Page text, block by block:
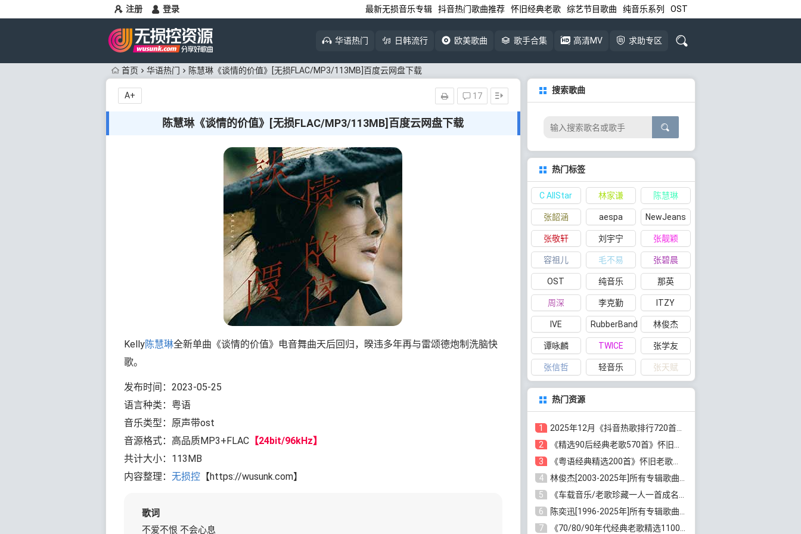
注册 登录 最新无损音乐专辑 抖音热门歌曲推荐 怀旧经典老歌 综艺节目歌曲 纯音乐系列 OST
华语热门 日韩流行 欧美歌曲 歌手合集 高清MV 求助专区
首页 华语热门 陈慧琳《谈情的价值》[无损FLAC/MP3/113MB]百度云网盘下载
陈慧琳《谈情的价值》[无损FLAC/MP3/113MB]百度云网盘下载
17
A+
Kelly陈慧琳全新单曲《谈情的价值》电音舞曲天后回归，暌违多年再与雷颂德炮制洗脑快
歌。
发布时间：2023-05-25
语言种类：粤语
音乐类型：原声带ost
音源格式：高品质MP3+FLAC 【24bit/96kHz】
共计大小：113MB
内容整理： 无损控 【https://wusunk.com】
歌词
不爱不恨 不会心息
搜索歌曲
热门标签
C AllStar 林家谦 陈慧琳
张韶涵 aespa NewJeans
张敬轩 刘宇宁 张靓颖
容祖儿 毛不易 张碧晨
OST 纯音乐 那英
周深 李克勤 ITZY
IVE RubberBand 林俊杰
谭咏麟 TWICE 张学友
张信哲 轻音乐 张天赋
热门资源
1
2025年12月《抖音热歌排行720首》最火热门歌曲整理[高品质MP3/320K/5.35GB]百度云网盘下载
2
《精选90后经典老歌570首》怀旧歌曲合集[高品质MP3/320K/5.44GB]百度云网盘下载
3
《粤语经典精选200首》怀旧老歌大全[无损FLAC/MP3/6.77GB]百度云网盘下载
4
林俊杰[2003-2025年]所有专辑歌曲全集[无损FLAC/MP3/13.05GB]百度云网盘下载
5
《车载音乐/老歌珍藏一人一首成名曲12CD》[无损WAV分轨+MP3/6.79GB]百度云网盘下载
6
陈奕迅[1996-2025年]所有专辑歌曲合集[无损FLAC/MP3/48.18GB]百度云网盘下载
7
《70/80/90年代经典老歌精选1100首》[高品质MP3/320K/10GB]百度云网盘下载